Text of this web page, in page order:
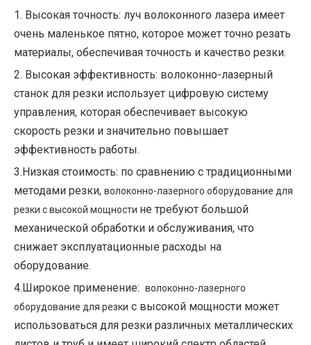
1. Высокая точность: луч волоконного лазера имеет
очень маленькое пятно, которое может точно резать
материалы, обеспечивая точность и качество резки.
2. Высокая эффективность: волоконно-лазерный
станок для резки использует цифровую систему
управления, которая обеспечивает высокую
скорость резки и значительно повышает
эффективность работы.
3.Низкая стоимость: по сравнению с традиционными
методами резки, волоконно-лазерного оборудование для
резки с высокой мощности не требуют большой
механической обработки и обслуживания, что
снижает эксплуатационные расходы на
оборудование.
4.Широкое применение: волоконно-лазерного
оборудование для резки с высокой мощности может
использоваться для резки различных металлических